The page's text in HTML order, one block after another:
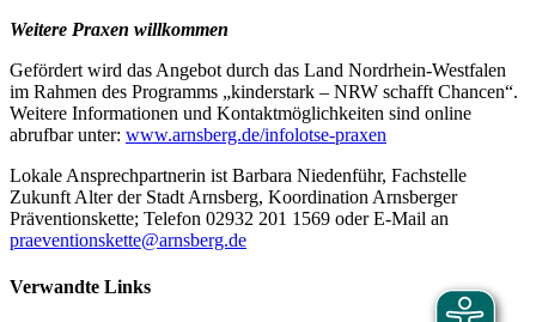
Weitere Praxen willkommen
Gefördert wird das Angebot durch das Land Nordrhein-Westfalen
im Rahmen des Programms „kinderstark – NRW schafft Chancen“.
Weitere Informationen und Kontaktmöglichkeiten sind online
abrufbar unter: www.arnsberg.de/infolotse-praxen
Lokale Ansprechpartnerin ist Barbara Niedenführ, Fachstelle
Zukunft Alter der Stadt Arnsberg, Koordination Arnsberger
Präventionskette; Telefon 02932 201 1569 oder E-Mail an
praeventionskette@​arnsberg.de
Verwandte Links